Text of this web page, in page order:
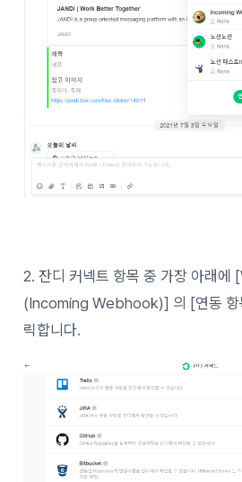
2. 잔디 커넥트 항목 중 가장 아래
(Incoming Webhook)] 의 [연동 항
릭합니다.